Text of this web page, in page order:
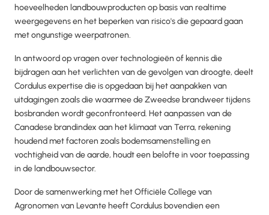
hoeveelheden landbouwproducten op basis van realtime
weergegevens en het beperken van risico's die gepaard gaan
met ongunstige weerpatronen.
In antwoord op vragen over technologieën of kennis die
bijdragen aan het verlichten van de gevolgen van droogte, deelt
Cordulus expertise die is opgedaan bij het aanpakken van
uitdagingen zoals die waarmee de Zweedse brandweer tijdens
bosbranden wordt geconfronteerd. Het aanpassen van de
Canadese brandindex aan het klimaat van Terra, rekening
houdend met factoren zoals bodemsamenstelling en
vochtigheid van de aarde, houdt een belofte in voor toepassing
in de landbouwsector.
Door de samenwerking met het Officiële College van
Agronomen van Levante heeft Cordulus bovendien een